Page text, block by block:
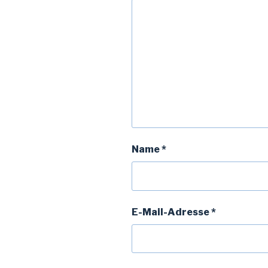
Name*
E-Mail-Adresse*